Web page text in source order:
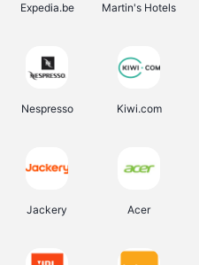
Expedia.be Martin's Hotels
Nespresso Kiwi.com
Jackery Acer